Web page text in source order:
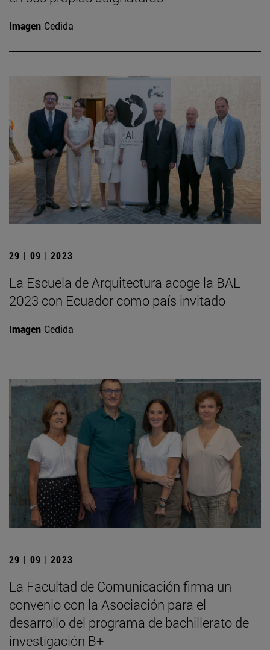
Imagen Cedida
29 | 09 | 2023
La Escuela de Arquitectura acoge la BAL
2023 con Ecuador como país invitado
Imagen Cedida
29 | 09 | 2023
La Facultad de Comunicación firma un
convenio con la Asociación para el
desarrollo del programa de bachillerato de
investigación B+